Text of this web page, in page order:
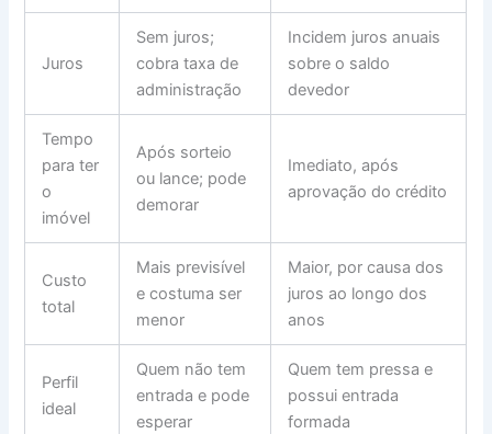
Juros
Sem juros;
cobra taxa de
administração
Incidem juros anuais
sobre o saldo
devedor
Tempo
para ter
o
imóvel
Após sorteio
ou lance; pode
demorar
Imediato, após
aprovação do crédito
Custo
total
Mais previsível
e costuma ser
menor
Maior, por causa dos
juros ao longo dos
anos
Perfil
ideal
Quem não tem
entrada e pode
esperar
Quem tem pressa e
possui entrada
formada